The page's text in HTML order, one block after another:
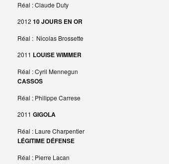
Réal : Claude Duty
2012 10 JOURS EN OR
Réal : Nicolas Brossette
2011 LOUISE WIMMER
Réal : Cyril Mennegun
CASSOS
Réal : Philippe Carrese
2011 GIGOLA
Réal : Laure Charpentier
LÉGITIME DÉFENSE
Réal : Pierre Lacan